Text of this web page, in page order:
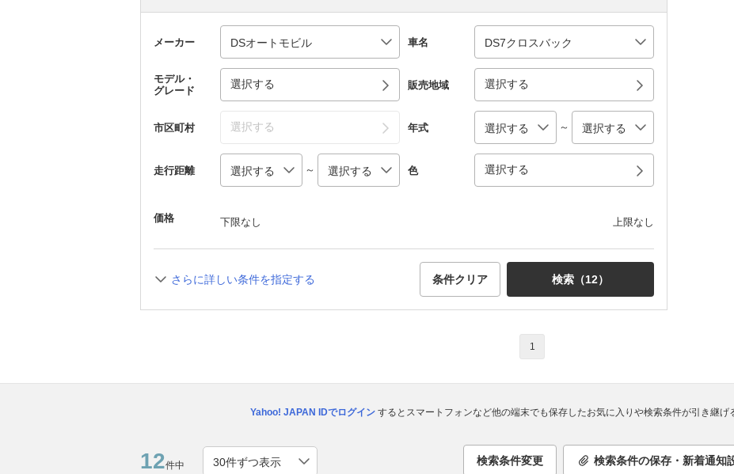
メーカー 車名
モデル・
グレード
選択する 販売地域 選択する
市区町村 選択する 年式 ～
走行距離 ～ 色 選択する
価格 下限なし 上限なし
さらに詳しい条件を指定する 条件クリア 検索（12）
1
Yahoo! JAPAN IDでログインするとスマートフォンなど他の端末でも保存したお気に入りや検索条件が引き継げ
12件中 検索条件変更 検索条件の保存・新着通知